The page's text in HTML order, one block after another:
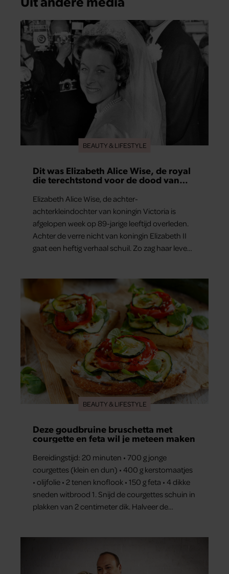
BEAUTY & LIFESTYLE
Dit was Elizabeth Alice Wise, de royal
die terechtstond voor de dood van
Elizabeth Alice Wise, de achter-
achterkleindochter van koningin Victoria is
afgelopen week op 89-jarige leeftijd overleden.
Achter de verre nicht van koningin Elizabeth II
gaat een heftig verhaal schuil. Zo zag haar leven
BEAUTY & LIFESTYLE
Deze goudbruine bruschetta met
courgette en feta wil je meteen maken
Bereidingstijd: 20 minuten • 700 g jonge
courgettes (klein en dun) • 400 g kerstomaatjes
• olijfolie • 2 tenen knoflook • 150 g feta • 4 dikke
sneden witbrood 1. Snijd de courgettes schuin in
plakken van 2 centimeter dik. Halveer de